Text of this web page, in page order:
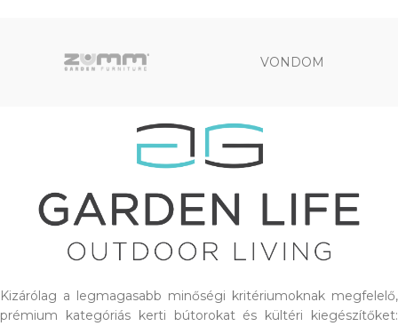
VONDOM
Kizárólag a legmagasabb minőségi kritériumoknak megfelelő,
prémium kategóriás kerti bútorokat és kültéri kiegészítőket: